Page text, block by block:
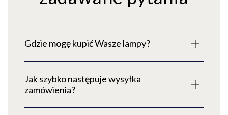
Gdzie mogę kupić Wasze lampy?
Jak szybko następuje wysyłka
zamówienia?